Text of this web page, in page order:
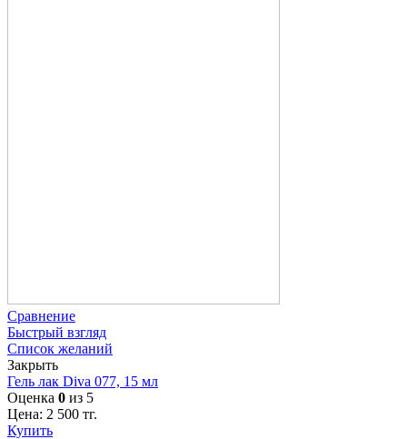
Сравнение
Быстрый взгляд
Список желаний
Закрыть
Гель лак Diva 077, 15 мл
Оценка 0 из 5
Цена: 2 500 тг.
Купить